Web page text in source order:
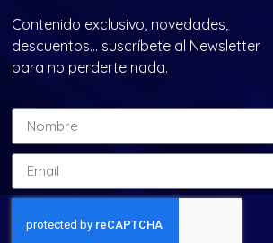
Contenido exclusivo, novedades,
descuentos… suscríbete al Newsletter
para no perderte nada.